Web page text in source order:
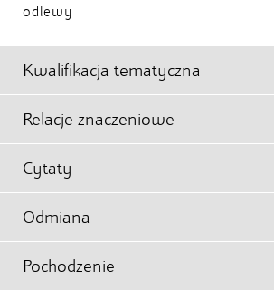
odlewy
Kwalifikacja tematyczna
Relacje znaczeniowe
Cytaty
Odmiana
Pochodzenie